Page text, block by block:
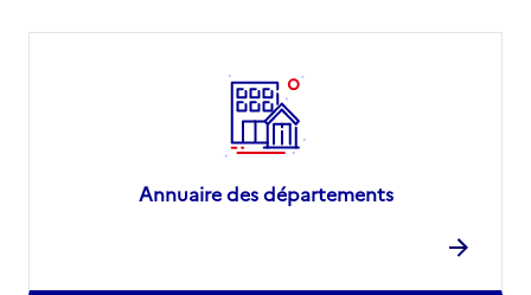
Annuaire des départements